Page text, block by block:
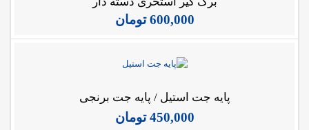
600,000 تومان
پایه جت استیل / پایه جت برنجی
450,000 تومان